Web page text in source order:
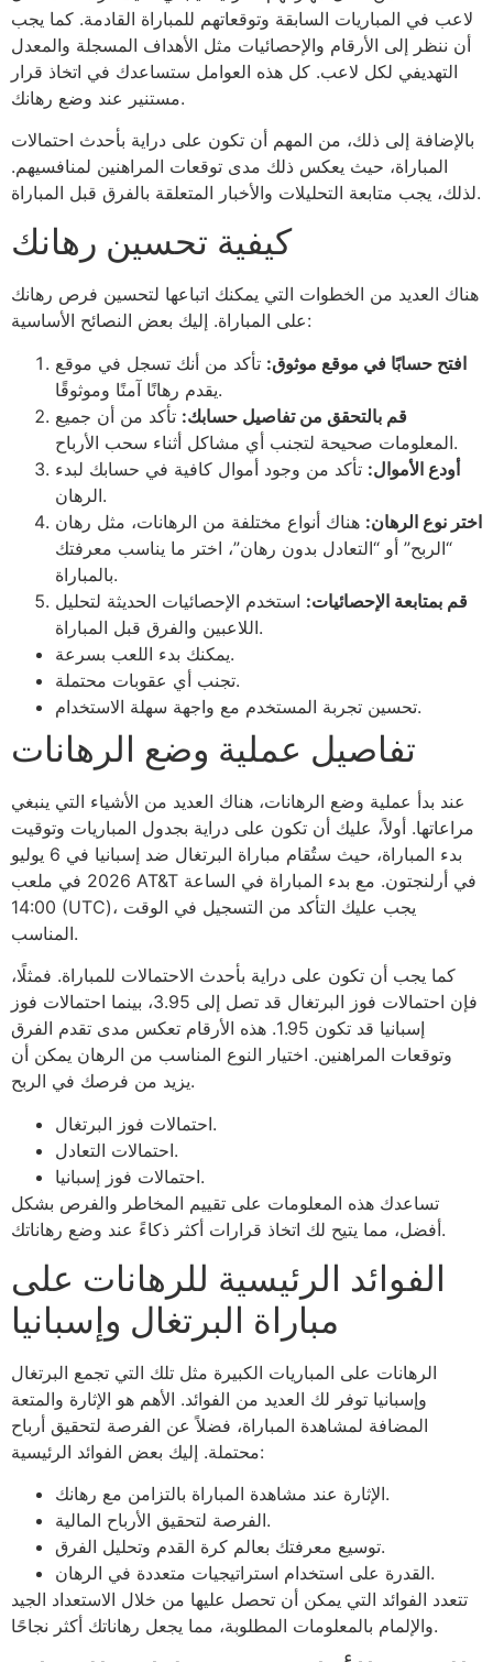
لاعب في المباريات السابقة وتوقعاتهم للمباراة القادمة. كما يجب
أن ننظر إلى الأرقام والإحصائيات مثل الأهداف المسجلة والمعدل
التهديفي لكل لاعب. كل هذه العوامل ستساعدك في اتخاذ قرار
مستنير عند وضع رهانك.
بالإضافة إلى ذلك، من المهم أن تكون على دراية بأحدث احتمالات
المباراة، حيث يعكس ذلك مدى توقعات المراهنين لمنافسيهم.
لذلك، يجب متابعة التحليلات والأخبار المتعلقة بالفرق قبل المباراة.
كيفية تحسين رهانك
هناك العديد من الخطوات التي يمكنك اتباعها لتحسين فرص رهانك
على المباراة. إليك بعض النصائح الأساسية:
افتح حسابًا في موقع موثوق: تأكد من أنك تسجل في موقع
يقدم رهانًا آمنًا وموثوقًا.
قم بالتحقق من تفاصيل حسابك: تأكد من أن جميع
المعلومات صحيحة لتجنب أي مشاكل أثناء سحب الأرباح.
أودع الأموال: تأكد من وجود أموال كافية في حسابك لبدء
الرهان.
اختر نوع الرهان: هناك أنواع مختلفة من الرهانات، مثل رهان
“الربح” أو “التعادل بدون رهان”، اختر ما يناسب معرفتك
بالمباراة.
قم بمتابعة الإحصائيات: استخدم الإحصائيات الحديثة لتحليل
اللاعبين والفرق قبل المباراة.
يمكنك بدء اللعب بسرعة.
تجنب أي عقوبات محتملة.
تحسين تجربة المستخدم مع واجهة سهلة الاستخدام.
تفاصيل عملية وضع الرهانات
عند بدأ عملية وضع الرهانات، هناك العديد من الأشياء التي ينبغي
مراعاتها. أولاً، عليك أن تكون على دراية بجدول المباريات وتوقيت
بدء المباراة، حيث ستُقام مباراة البرتغال ضد إسبانيا في 6 يوليو
2026 في ملعب AT&T في أرلنجتون. مع بدء المباراة في الساعة
14:00 (UTC)، يجب عليك التأكد من التسجيل في الوقت
المناسب.
كما يجب أن تكون على دراية بأحدث الاحتمالات للمباراة. فمثلًا،
فإن احتمالات فوز البرتغال قد تصل إلى 3.95، بينما احتمالات فوز
إسبانيا قد تكون 1.95. هذه الأرقام تعكس مدى تقدم الفرق
وتوقعات المراهنين. اختيار النوع المناسب من الرهان يمكن أن
يزيد من فرصك في الربح.
احتمالات فوز البرتغال.
احتمالات التعادل.
احتمالات فوز إسبانيا.
تساعدك هذه المعلومات على تقييم المخاطر والفرص بشكل
أفضل، مما يتيح لك اتخاذ قرارات أكثر ذكاءً عند وضع رهاناتك.
الفوائد الرئيسية للرهانات على
مباراة البرتغال وإسبانيا
الرهانات على المباريات الكبيرة مثل تلك التي تجمع البرتغال
وإسبانيا توفر لك العديد من الفوائد. الأهم هو الإثارة والمتعة
المضافة لمشاهدة المباراة، فضلاً عن الفرصة لتحقيق أرباح
محتملة. إليك بعض الفوائد الرئيسية:
الإثارة عند مشاهدة المباراة بالتزامن مع رهانك.
الفرصة لتحقيق الأرباح المالية.
توسيع معرفتك بعالم كرة القدم وتحليل الفرق.
القدرة على استخدام استراتيجيات متعددة في الرهان.
تتعدد الفوائد التي يمكن أن تحصل عليها من خلال الاستعداد الجيد
والإلمام بالمعلومات المطلوبة، مما يجعل رهاناتك أكثر نجاحًا.